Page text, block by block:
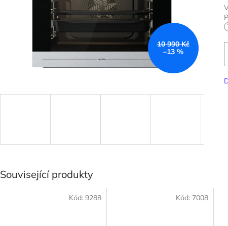
10 990 Kč
–13 %
Související produkty
Kód: 9288 Kód: 7008